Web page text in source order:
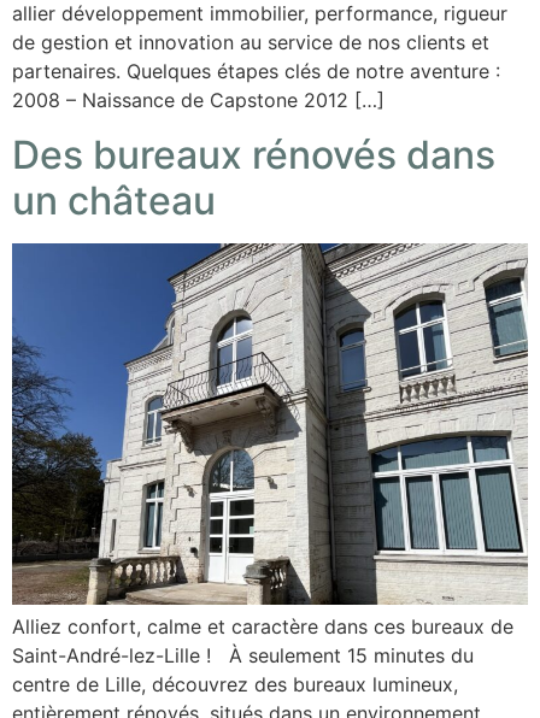
allier développement immobilier, performance, rigueur
de gestion et innovation au service de nos clients et
partenaires. Quelques étapes clés de notre aventure :
2008 – Naissance de Capstone 2012 […]
Des bureaux rénovés dans
un château
Alliez confort, calme et caractère dans ces bureaux de
Saint-André-lez-Lille ! À seulement 15 minutes du
centre de Lille, découvrez des bureaux lumineux,
entièrement rénovés, situés dans un environnement